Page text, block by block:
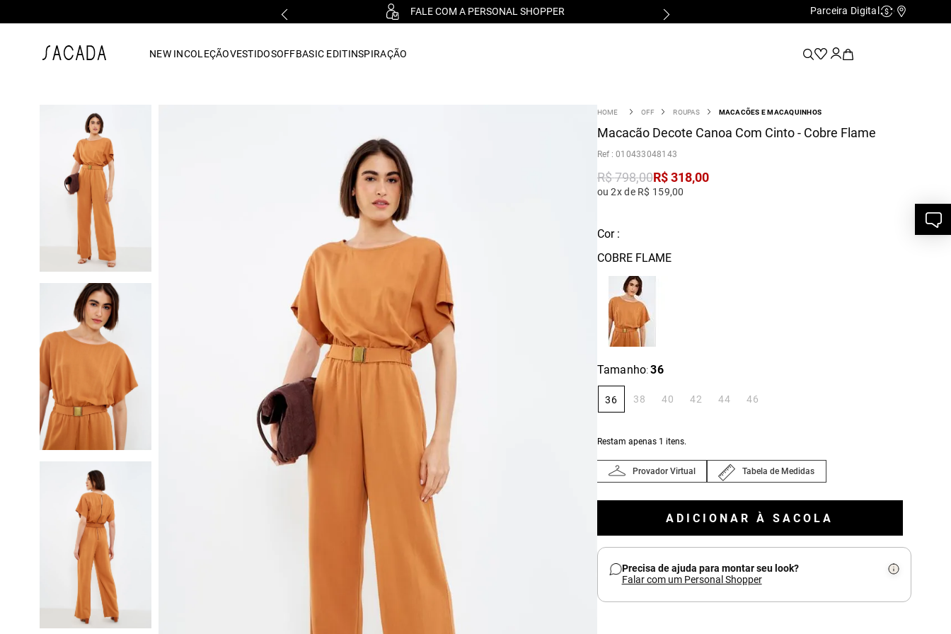
FALE COM A PERSONAL SHOPPER Parceira Digital Cashback
NEW INCOLEÇÃOVESTIDOSOFFBASIC EDITINSPIRAÇÃO
OFF ROUPAS MACACÕES E MACAQUINHOS
Macacão Decote Canoa Com Cinto - Cobre Flame
:010433048143
R$798,00R$ 318,00
ou 2x de R$ 159,00
Cor :
COBRE FLAME
Tamanho: 36
36 38 40 42 44 46
Restam apenas 1 itens.
Provador Virtual Tabela de Medidas
ADICIONAR À SACOLA
Precisa de ajuda para montar seu look?
Falar com um Personal Shopper
vestido midi